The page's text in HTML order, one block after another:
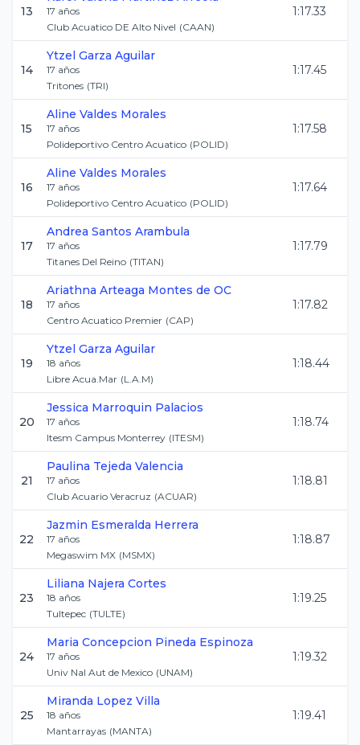
13 17 años
Club Acuatico DE Alto Nivel (CAAN)
1:17.33
14
Ytzel Garza Aguilar
17 años
Tritones (TRI)
1:17.45
15
Aline Valdes Morales
17 años
Polideportivo Centro Acuatico (POLID)
1:17.58
16
Aline Valdes Morales
17 años
Polideportivo Centro Acuatico (POLID)
1:17.64
17
Andrea Santos Arambula
17 años
Titanes Del Reino (TITAN)
1:17.79
18
Ariathna Arteaga Montes de OC
17 años
Centro Acuatico Premier (CAP)
1:17.82
19
Ytzel Garza Aguilar
18 años
Libre Acua.Mar (L.A.M)
1:18.44
20
Jessica Marroquin Palacios
17 años
Itesm Campus Monterrey (ITESM)
1:18.74
21
Paulina Tejeda Valencia
17 años
Club Acuario Veracruz (ACUAR)
1:18.81
22
Jazmin Esmeralda Herrera
17 años
Megaswim MX (MSMX)
1:18.87
23
Liliana Najera Cortes
18 años
Tultepec (TULTE)
1:19.25
24
Maria Concepcion Pineda Espinoza
17 años
Univ Nal Aut de Mexico (UNAM)
1:19.32
25
Miranda Lopez Villa
18 años
Mantarrayas (MANTA)
1:19.41